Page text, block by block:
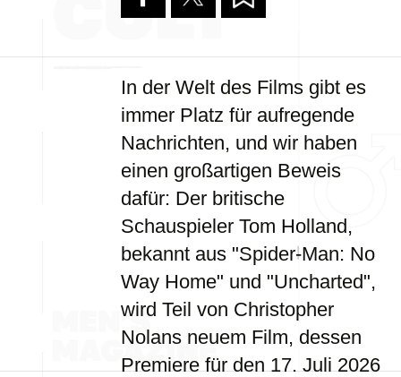
In der Welt des Films gibt es
immer Platz für aufregende
Nachrichten, und wir haben
einen großartigen Beweis
dafür: Der britische
Schauspieler Tom Holland,
bekannt aus "Spider-Man: No
Way Home" und "Uncharted",
wird Teil von Christopher
Nolans neuem Film, dessen
Premiere für den 17. Juli 2026